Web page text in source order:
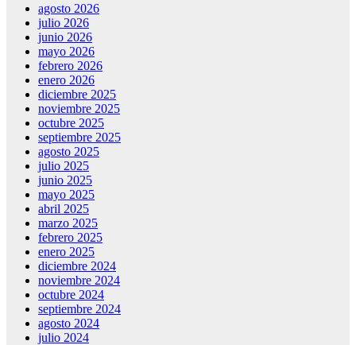
agosto 2026
julio 2026
junio 2026
mayo 2026
febrero 2026
enero 2026
diciembre 2025
noviembre 2025
octubre 2025
septiembre 2025
agosto 2025
julio 2025
junio 2025
mayo 2025
abril 2025
marzo 2025
febrero 2025
enero 2025
diciembre 2024
noviembre 2024
octubre 2024
septiembre 2024
agosto 2024
julio 2024